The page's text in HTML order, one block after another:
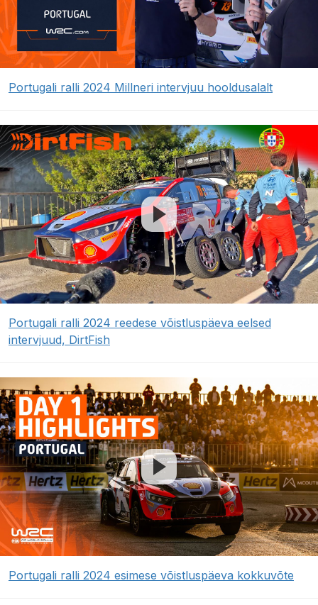
Portugali ralli 2024 Millneri intervjuu hooldusalalt
Portugali ralli 2024 reedese võistluspäeva eelsed
intervjuud, DirtFish
Portugali ralli 2024 esimese võistluspäeva kokkuvõte